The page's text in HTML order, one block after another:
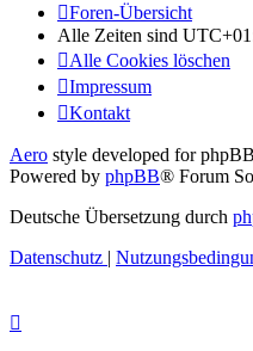
Foren-Übersicht
Alle Zeiten sind
Alle Cookies löschen
Impressum
Kontakt
Aero style developed for phpBB
Powered by phpBB® Forum
Deutsche Übersetzung durch
Datenschutz |